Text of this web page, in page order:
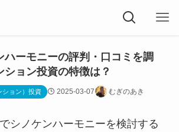
ハーモニーの評判・口コミを調
ション投資の特徴は？
ション）投資 2025-03-07 むぎのあき
シノケンハーモニーを検討する